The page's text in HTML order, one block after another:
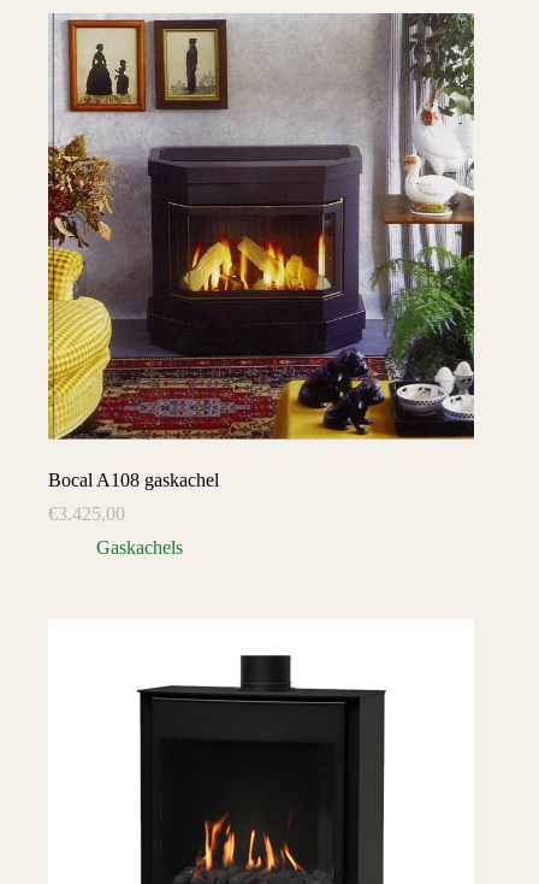
Bocal A108 gaskachel
€3.425,00
Gaskachels